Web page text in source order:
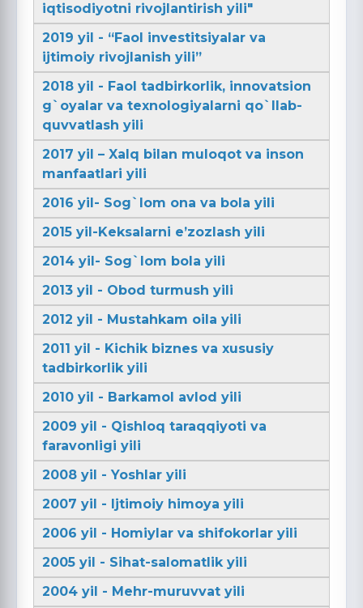
iqtisodiyotni rivojlantirish yili"
2019 yil - “Faol investitsiyalar va
ijtimoiy rivojlanish yili”
2018 yil - Faol tadbirkorlik, innovatsion
g`oyalar va texnologiyalarni qo`llab-
quvvatlash yili
2017 yil – Xalq bilan muloqot va inson
manfaatlari yili
2016 yil- Sog`lom ona va bola yili
2015 yil-Keksalarni e’zozlash yili
2014 yil- Sog`lom bola yili
2013 yil - Obod turmush yili
2012 yil - Mustahkam oila yili
2011 yil - Kichik biznes va xususiy
tadbirkorlik yili
2010 yil - Barkamol avlod yili
2009 yil - Qishloq taraqqiyoti va
faravonligi yili
2008 yil - Yoshlar yili
2007 yil - Ijtimoiy himoya yili
2006 yil - Homiylar va shifokorlar yili
2005 yil - Sihat-salomatlik yili
2004 yil - Mehr-muruvvat yili